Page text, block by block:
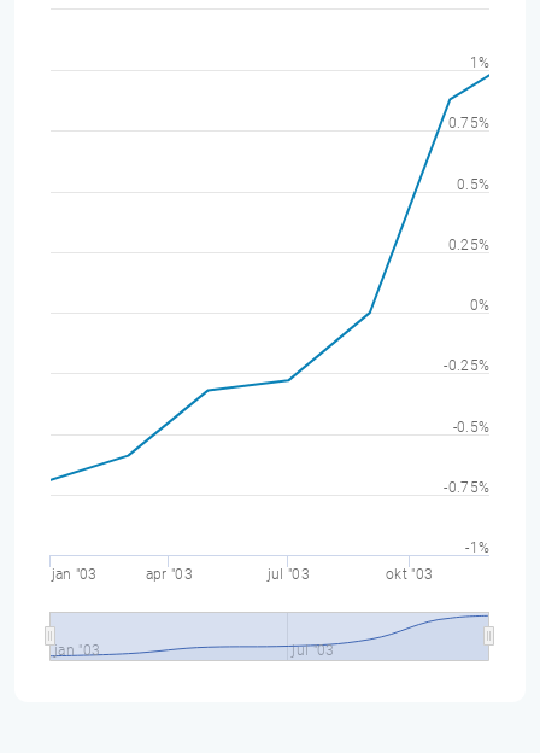
jan "03 apr "03 jul "03 okt "03
jan "03 jul "03
-1%
-0.75%
-0.5%
-0.25%
0%
0.25%
0.5%
0.75%
1%